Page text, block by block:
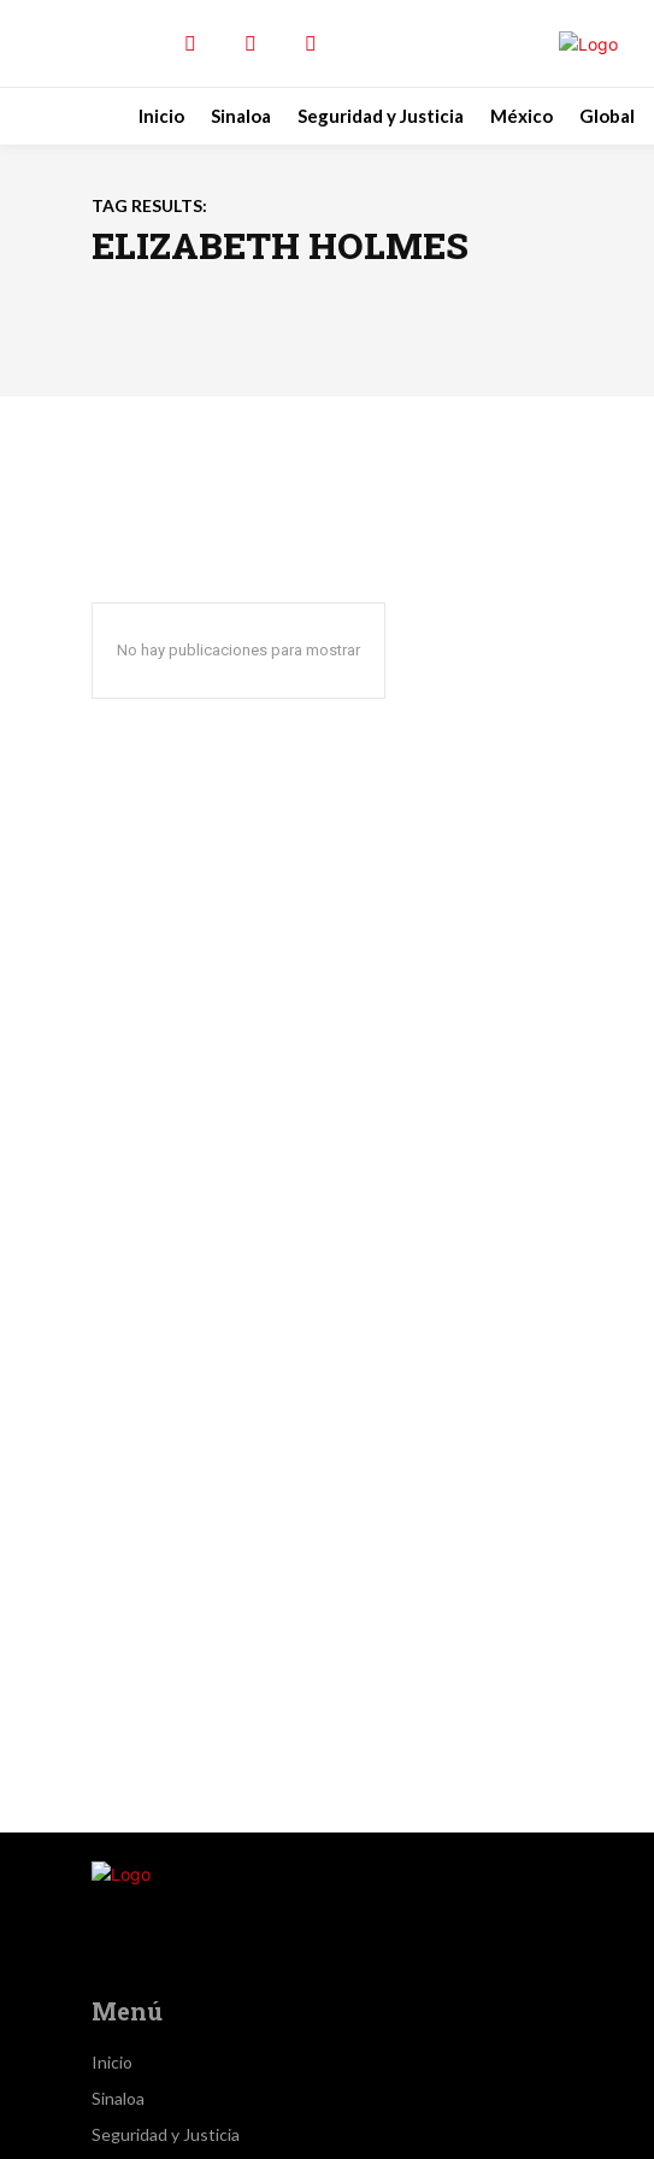
Inicio Sinaloa Seguridad y Justicia México Global
TAG RESULTS:
ELIZABETH HOLMES
No hay publicaciones para mostrar
Menú
Inicio
Sinaloa
Seguridad y Justicia